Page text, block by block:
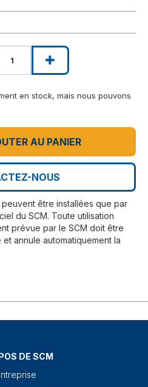
en stock, mais nous pouvons
AU PANIER
NOUS
être installées que par
du SCM. Toute utilisation
prévue par le SCM doit être
annule automatiquement la
DE SCM